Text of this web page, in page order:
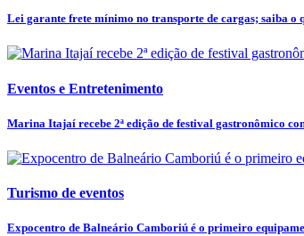
Lei garante frete mínimo no transporte de cargas; saiba o
Eventos e Entretenimento
Marina Itajaí recebe 2ª edição de festival gastronômico
Turismo de eventos
Expocentro de Balneário Camboriú é o primeiro